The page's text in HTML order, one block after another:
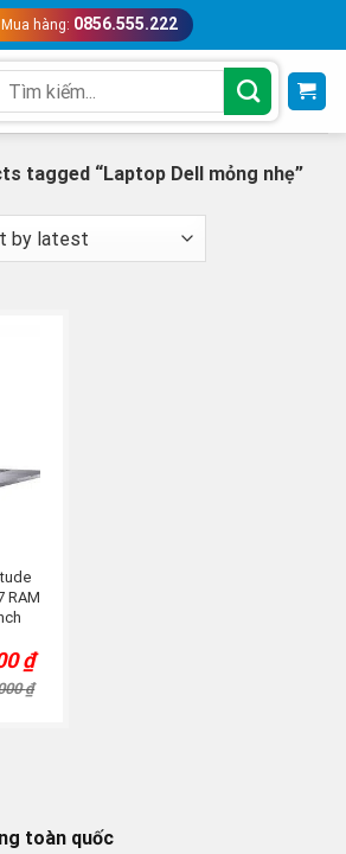
Mua hàng: 0856.555.222
for:
tagged “Laptop Dell mỏng nhẹ”
RAM
₫
price
was:
₫
price
is:
toàn quốc